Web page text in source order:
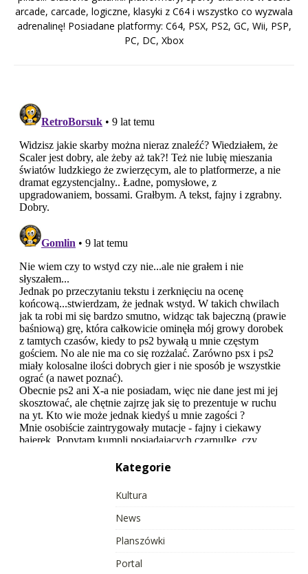
arcade, carcade, logiczne, klasyki z C64 i wszystko co wyzwala
adrenalinę! Posiadane platformy: C64, PSX, PS2, GC, Wii, PSP,
PC, DC, Xbox
Kategorie
Kultura
News
Planszówki
Portal